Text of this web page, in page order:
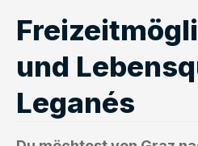
und
Leganés